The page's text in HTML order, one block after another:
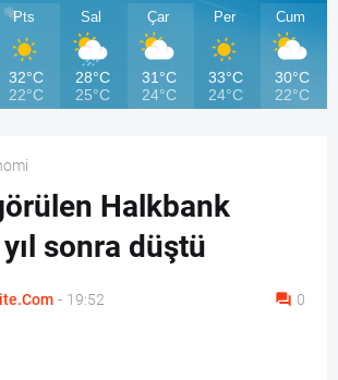
Pts
32°C
22°C
Sal
28°C
25°C
Çar
31°C
24°C
Per
33°C
24°C
Cum
30°C
22°C
Halkbank
sonra düştü
- 19:52 0